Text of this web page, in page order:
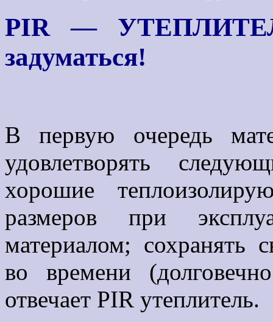
PIR —
задуматься!
В первую очередь
удовлетворять
хорошие
размеров при
материалом; сохранять
во времени
отвечает PIR утеплитель.